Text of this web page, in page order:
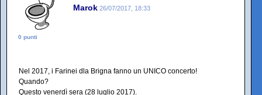
Marok 26/07/2017, 18:33
0 punti
Nel 2017, i Farinei dla Brigna fanno un UNICO concerto!
Quando?
Questo venerdì sera (28 luglio 2017).